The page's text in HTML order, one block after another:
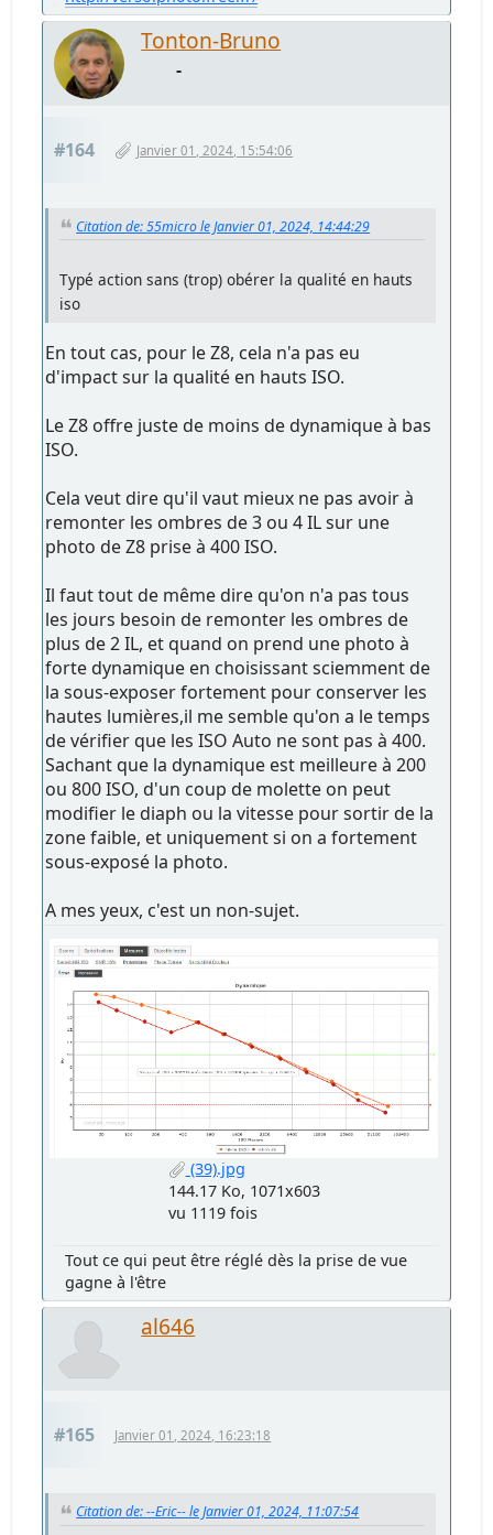
Tonton-Bruno
-
#164 Janvier 01, 2024, 15:54:06
Citation de: 55micro le Janvier 01, 2024, 14:44:29
Typé action sans (trop) obérer la qualité en hauts
iso
En tout cas, pour le Z8, cela n'a pas eu
d'impact sur la qualité en hauts ISO.
Le Z8 offre juste de moins de dynamique à bas
ISO.
Cela veut dire qu'il vaut mieux ne pas avoir à
remonter les ombres de 3 ou 4 IL sur une
photo de Z8 prise à 400 ISO.
Il faut tout de même dire qu'on n'a pas tous
les jours besoin de remonter les ombres de
plus de 2 IL, et quand on prend une photo à
forte dynamique en choisissant sciemment de
la sous-exposer fortement pour conserver les
hautes lumières,il me semble qu'on a le temps
de vérifier que les ISO Auto ne sont pas à 400.
Sachant que la dynamique est meilleure à 200
ou 800 ISO, d'un coup de molette on peut
modifier le diaph ou la vitesse pour sortir de la
zone faible, et uniquement si on a fortement
sous-exposé la photo.
A mes yeux, c'est un non-sujet.
(39).jpg
144.17 Ko, 1071x603
vu 1119 fois
Tout ce qui peut être réglé dès la prise de vue
gagne à l'être
al646
#165 Janvier 01, 2024, 16:23:18
Citation de: --Eric-- le Janvier 01, 2024, 11:07:54